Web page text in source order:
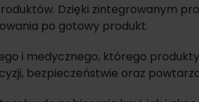
Dzięki zintegrowanym
po gotowy produkt.
i medycznego, którego
bezpieczeństwie oraz